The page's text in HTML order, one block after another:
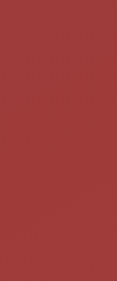
F12 pour lancer une
dans le sous-dossier
non libre qui a
des cartes graphiques
est compatible
et ATI et mise
éclairages